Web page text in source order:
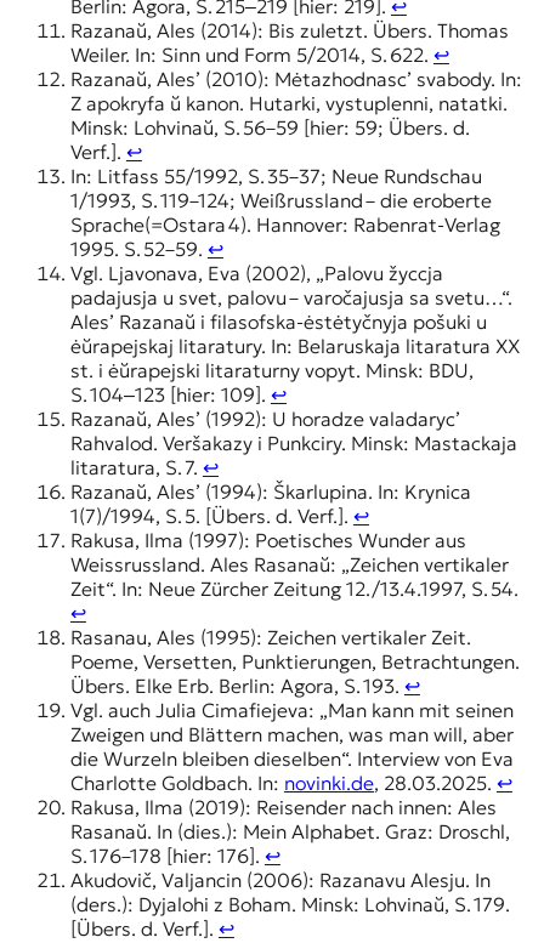
Berlin: Agora, S. 215‒219 [hier: 219]. ↩︎
Razanaŭ, Ales (2014): Bis zuletzt. Übers. Thomas
Weiler. In: Sinn und Form 5/2014, S. 622. ↩︎
Razanaŭ, Ales’ (2010): Mėtazhodnasc’ svabody. In:
Z apokryfa ŭ kanon. Hutarki, vystuplenni, natatki.
Minsk: Lohvinaŭ, S. 56–59 [hier: 59; Übers. d.
Verf.]. ↩︎
In: Litfass 55/1992, S. 35–37; Neue Rundschau
1/1993, S. 119–124; Weißrussland – die eroberte
Sprache(=Ostara 4). Hannover: Rabenrat-Verlag
1995. S. 52–59. ↩︎
Vgl. Ljavonava, Eva (2002), „Palovu žyccja
padajusja u svet, palovu – varočajusja sa svetu…“.
Ales’ Razanaŭ i filasofska-ėstėtyčnyja pošuki u
ėŭrapejskaj litaratury. In: Belaruskaja litaratura XX
st. i ėŭrapejski litaraturny vopyt. Minsk: BDU,
S. 104‒123 [hier: 109]. ↩︎
Razanaŭ, Ales’ (1992): U horadze valadaryc’
Rahvalod. Veršakazy i Punkciry. Minsk: Mastackaja
litaratura, S. 7. ↩︎
Razanaŭ, Ales’ (1994): Škarlupina. In: Krynica
1(7)/1994, S. 5. [Übers. d. Verf.]. ↩︎
Rakusa, Ilma (1997): Poetisches Wunder aus
Weissrussland. Ales Rasanaŭ: „Zeichen vertikaler
Zeit“. In: Neue Zürcher Zeitung 12./13.4.1997, S. 54.
↩︎
Rasanau, Ales (1995): Zeichen vertikaler Zeit.
Poeme, Versetten, Punktierungen, Betrachtungen.
Übers. Elke Erb. Berlin: Agora, S. 193. ↩︎
Vgl. auch Julia Cimafiejeva: „Man kann mit seinen
Zweigen und Blättern machen, was man will, aber
die Wurzeln bleiben dieselben“. Interview von Eva
Charlotte Goldbach. In: novinki.de, 28.03.2025. ↩︎
Rakusa, Ilma (2019): Reisender nach innen: Ales
Rasanaŭ. In (dies.): Mein Alphabet. Graz: Droschl,
S. 176–178 [hier: 176]. ↩︎
Akudovič, Valjancin (2006): Razanavu Alesju. In
(ders.): Dyjalohi z Boham. Minsk: Lohvinaŭ, S. 179.
[Übers. d. Verf.]. ↩︎